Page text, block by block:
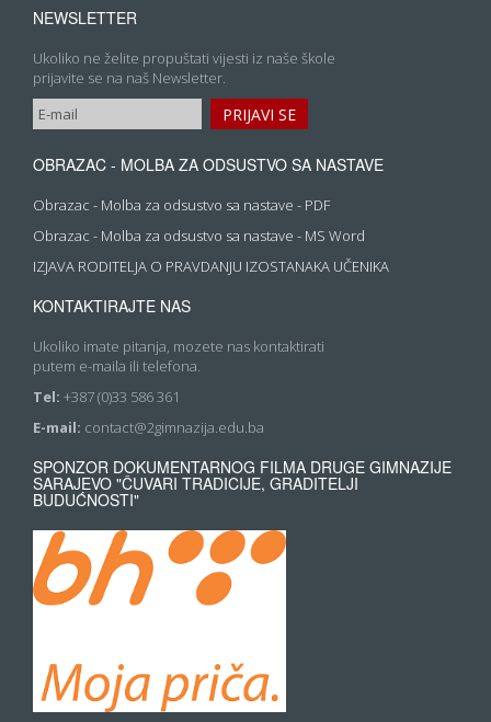
NEWSLETTER
Ukoliko ne želite propuštati vijesti iz naše škole
prijavite se na naš Newsletter.
OBRAZAC - MOLBA ZA ODSUSTVO SA NASTAVE
Obrazac - Molba za odsustvo sa nastave - PDF
Obrazac - Molba za odsustvo sa nastave - MS Word
IZJAVA RODITELJA O PRAVDANJU IZOSTANAKA UČENIKA
KONTAKTIRAJTE NAS
Ukoliko imate pitanja, mozete nas kontaktirati
putem e-maila ili telefona.
Tel: +387 (0)33 586 361
E-mail: contact@2gimnazija.edu.ba
SPONZOR DOKUMENTARNOG FILMA DRUGE GIMNAZIJE
SARAJEVO "ČUVARI TRADICIJE, GRADITELJI
BUDUĆNOSTI"